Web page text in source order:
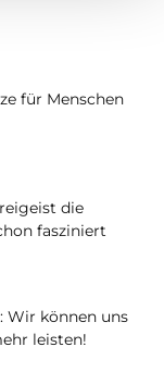
für Menschen
die
fasziniert
Wir können uns
leisten!